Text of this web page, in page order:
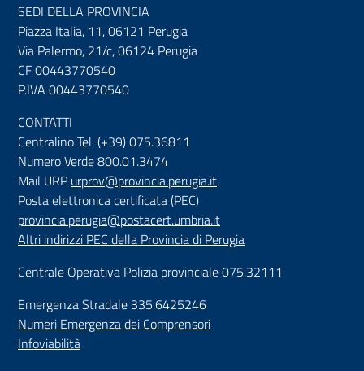
SEDI DELLA PROVINCIA
Piazza Italia, 11, 06121 Perugia
Via Palermo, 21/c, 06124 Perugia
CF 00443770540
P.IVA 00443770540
CONTATTI
Centralino Tel. (+39) 075.36811
Numero Verde 800.01.3474
Mail URP urprov@provincia.perugia.it
Posta elettronica certificata (PEC)
provincia.perugia@postacert.umbria.it
Altri indirizzi PEC della Provincia di Perugia
Centrale Operativa Polizia provinciale 075.32111
Emergenza Stradale 335.6425246
Numeri Emergenza dei Comprensori
Infoviabilità